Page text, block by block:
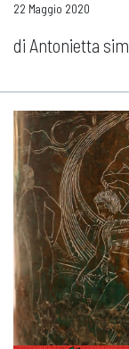
22 Maggio 2020
di Antonietta